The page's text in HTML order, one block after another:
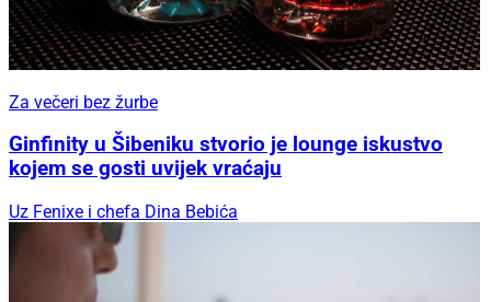
Za večeri bez žurbe
Ginfinity u Šibeniku stvorio je lounge iskustvo
kojem se gosti uvijek vraćaju
Uz Fenixe i chefa Dina Bebića